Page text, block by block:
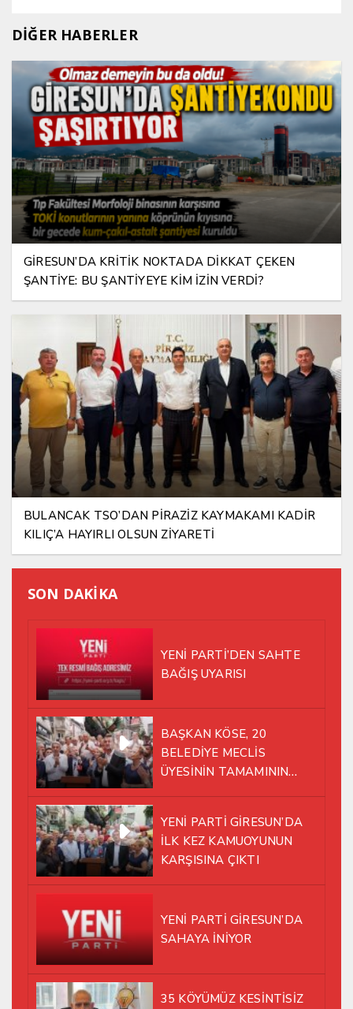
DİĞER HABERLER
GİRESUN’DA KRİTİK NOKTADA DİKKAT ÇEKEN
ŞANTİYE: BU ŞANTİYEYE KİM İZİN VERDİ?
BULANCAK TSO’DAN PİRAZİZ KAYMAKAMI KADİR
KILIÇ’A HAYIRLI OLSUN ZİYARETİ
SON DAKİKA
YENİ PARTİ’DEN SAHTE
BAĞIŞ UYARISI
BAŞKAN KÖSE, 20
BELEDİYE MECLİS
ÜYESİNİN TAMAMININ
YÜRÜMEYE KARAR VERDİK
YENİ PARTİ GİRESUN’DA
İLK KEZ KAMUOYUNUN
KARŞISINA ÇIKTI
YENİ PARTİ GİRESUN’DA
SAHAYA İNİYOR
35 KÖYÜMÜZ KESİNTİSİZ